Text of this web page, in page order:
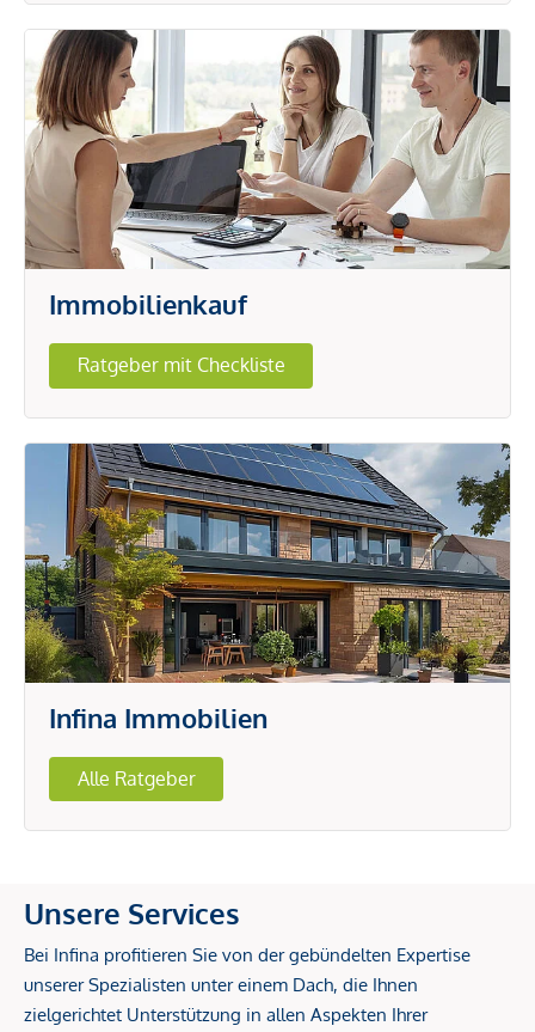
Immobilienkauf
Ratgeber mit Checkliste
Infina Immobilien
Alle Ratgeber
Unsere Services
Bei Infina profitieren Sie von der gebündelten Expertise
unserer Spezialisten unter einem Dach, die Ihnen
zielgerichtet Unterstützung in allen Aspekten Ihrer